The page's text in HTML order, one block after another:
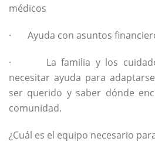
médicos
· Ayuda con asuntos
· La familia y los
necesitar ayuda para
ser querido y saber dónde
comunidad.
¿Cuál es el equipo necesario